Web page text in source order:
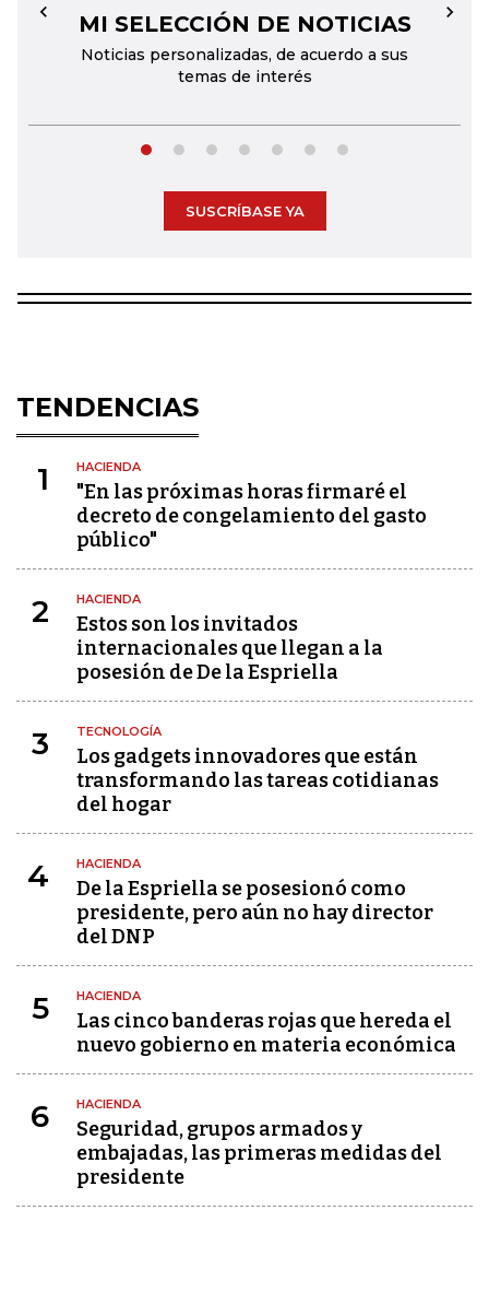
MI SELECCIÓN DE NOTICIAS
Noticias personalizadas, de acuerdo a sus
temas de interés
← →
SUSCRÍBASE YA
TENDENCIAS
1 HACIENDA
"En las próximas horas firmaré el
decreto de congelamiento del gasto
público"
2 HACIENDA
Estos son los invitados
internacionales que llegan a la
posesión de De la Espriella
3 TECNOLOGÍA
Los gadgets innovadores que están
transformando las tareas cotidianas
del hogar
4 HACIENDA
De la Espriella se posesionó como
presidente, pero aún no hay director
del DNP
5 HACIENDA
Las cinco banderas rojas que hereda el
nuevo gobierno en materia económica
6 HACIENDA
Seguridad, grupos armados y
embajadas, las primeras medidas del
presidente